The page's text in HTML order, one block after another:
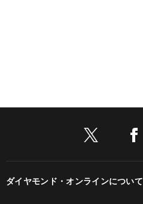
ダイヤモンド・オンラインについて